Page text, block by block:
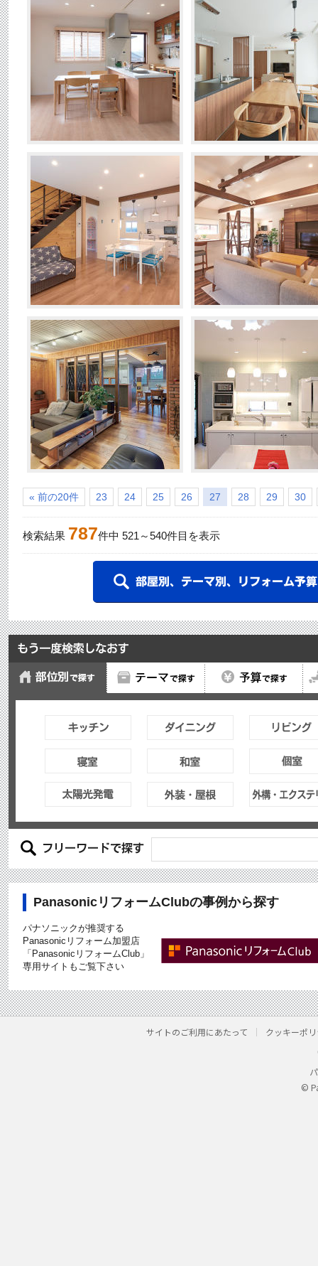
« 前の20件 23 24 25 26 27 28 29 30
検索結果 787件中 521 ～540件目を表示
PanasonicリフォームClubの事例から探す
パナソニックが推奨する
Panasonicリフォーム加盟店
「PanasonicリフォームClub」
専用サイトもご覧下さい
サイトのご利用にあたって クッキーポ
©